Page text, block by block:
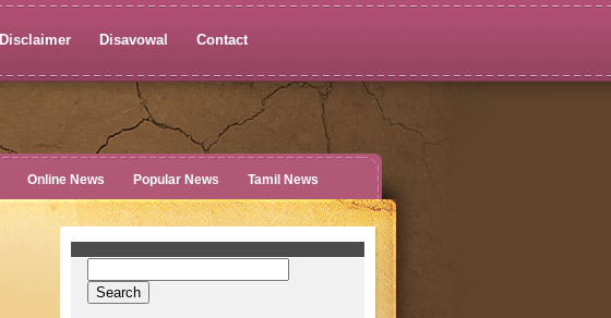
Disclaimer Disavowal Contact
Online News Popular News Tamil News